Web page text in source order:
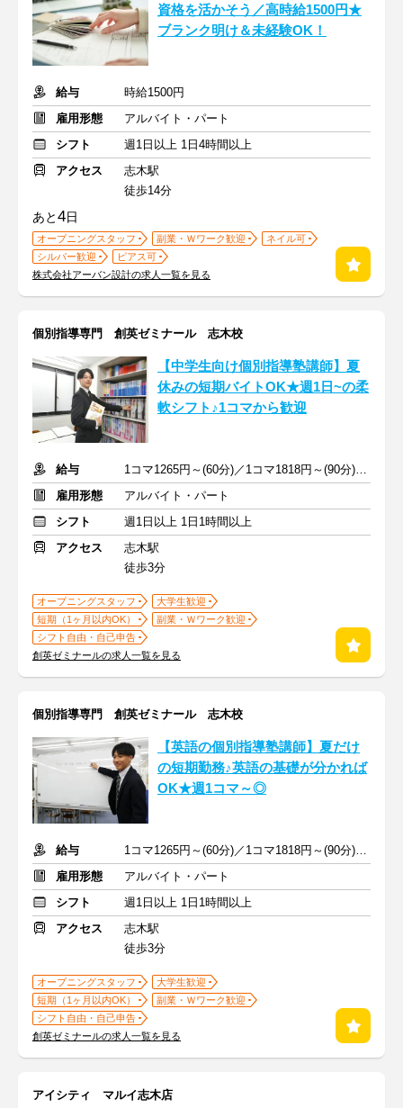
資格を活かそう／高時給1500円★
ブランク明け＆未経験OK！
給与
時給1500円
雇用形態
アルバイト・パート
シフト
週1日以上 1日4時間以上
アクセス
志木駅
徒歩14分
あと4日
オープニングスタッフ 副業・Ｗワーク歓迎
ネイル可
シルバー歓迎
ピアス可
株式会社アーバン設計の求人一覧を見る
個別指導専門 創英ゼミナール 志木校
【中学生向け個別指導塾講師】夏
休みの短期バイトOK★週1日~の柔
軟シフト♪1コマから歓迎
給与
1コマ1265円～(60分)／1コマ1818円～(90分) ※準備報告手当込み
雇用形態
アルバイト・パート
シフト
週1日以上 1日1時間以上
アクセス
志木駅
徒歩3分
オープニングスタッフ
大学生歓迎
短期（1ヶ月以内OK）
副業・Ｗワーク歓迎
シフト自由・自己申告
創英ゼミナールの求人一覧を見る
個別指導専門 創英ゼミナール 志木校
【英語の個別指導塾講師】夏だけ
の短期勤務♪英語の基礎が分かれば
OK★週1コマ～◎
給与
1コマ1265円～(60分)／1コマ1818円～(90分) ※準備報告手当込み
雇用形態
アルバイト・パート
シフト
週1日以上 1日1時間以上
アクセス
志木駅
徒歩3分
オープニングスタッフ
大学生歓迎
短期（1ヶ月以内OK）
副業・Ｗワーク歓迎
シフト自由・自己申告
創英ゼミナールの求人一覧を見る
アイシティ マルイ志木店